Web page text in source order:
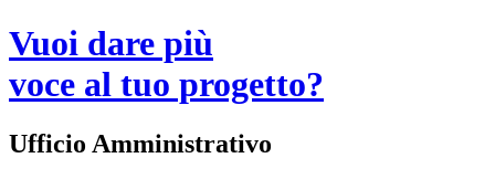
Vuoi dare più
voce al tuo progetto?
Ufficio Amministrativo